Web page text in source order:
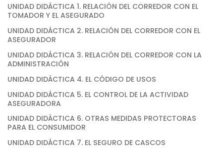
UNIDAD DIDÁCTICA 1. RELACIÓN DEL CORREDOR CON EL
TOMADOR Y EL ASEGURADO
UNIDAD DIDÁCTICA 2. RELACIÓN DEL CORREDOR CON EL
ASEGURADOR
UNIDAD DIDÁCTICA 3. RELACIÓN DEL CORREDOR CON LA
ADMINISTRACIÓN
UNIDAD DIDÁCTICA 4. EL CÓDIGO DE USOS
UNIDAD DIDÁCTICA 5. EL CONTROL DE LA ACTIVIDAD
ASEGURADORA
UNIDAD DIDÁCTICA 6. OTRAS MEDIDAS PROTECTORAS
PARA EL CONSUMIDOR
UNIDAD DIDÁCTICA 7. EL SEGURO DE CASCOS